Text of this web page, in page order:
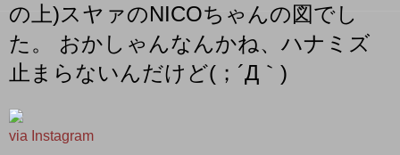
の上)スヤァのNICOちゃんの図でし
た。 おかしゃんなんかね、ハナミズ
止まらないんだけど(；´Д｀)
via Instagram